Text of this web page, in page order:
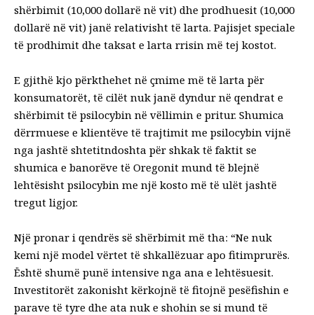
shërbimit (10,000 dollarë në vit) dhe prodhuesit (10,000
dollarë në vit) janë relativisht të larta. Pajisjet speciale
të prodhimit dhe taksat e larta rrisin më tej kostot.
E gjithë kjo përkthehet në çmime më të larta për
konsumatorët, të cilët nuk janë dyndur në qendrat e
shërbimit të psilocybin në vëllimin e pritur. Shumica
dërrmuese e klientëve të trajtimit me psilocybin vijnë
nga jashtë shtetitndoshta për shkak të faktit se
shumica e banorëve të Oregonit mund të blejnë
lehtësisht psilocybin me një kosto më të ulët jashtë
tregut ligjor.
Një pronar i qendrës së shërbimit më tha: “Ne nuk
kemi një model vërtet të shkallëzuar apo fitimprurës.
Është shumë punë intensive nga ana e lehtësuesit.
Investitorët zakonisht kërkojnë të fitojnë pesëfishin e
parave të tyre dhe ata nuk e shohin se si mund të